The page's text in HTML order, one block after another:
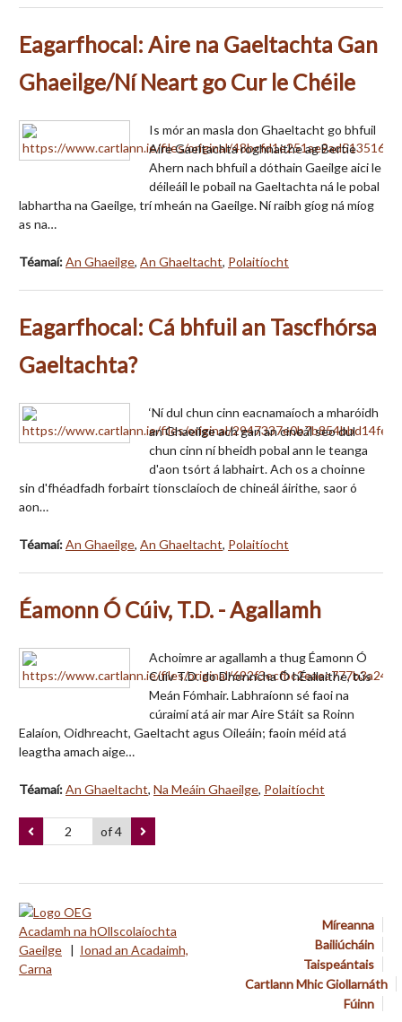
Eagarfhocal: Aire na Gaeltachta Gan
Ghaeilge/Ní Neart go Cur le Chéile
Is mór an masla don Ghaeltacht go bhfuil
Aire Gaeltachta roghnaithe ag Bertie
Ahern nach bhfuil a dóthain Gaeilge aici le
déileáil le pobail na Gaeltachta ná le pobal
labhartha na Gaeilge, trí mheán na Gaeilge. Ní raibh gíog ná míog
as na…
Téamaí:An Ghaeilge, An Ghaeltacht, Polaitíocht
Eagarfhocal: Cá bhfuil an Tascfhórsa
Gaeltachta?
‘Ní dul chun cinn eacnamaíoch a mharóidh
an Ghaeilge ach gan an cineál seo dul
chun cinn ní bheidh pobal ann le teanga
d'aon tsórt á labhairt. Ach os a choinne
sin d'fhéadfadh forbairt tionsclaíoch de chineál áirithe, saor ó
aon…
Téamaí:An Ghaeilge, An Ghaeltacht, Polaitíocht
Éamonn Ó Cúiv, T.D. - Agallamh
Achoimre ar agallamh a thug Éamonn Ó
Cuív T.D. do Dhonncha Ó hÉallaithe, tús
Meán Fómhair. Labhraíonn sé faoi na
cúraimí atá air mar Aire Stáit sa Roinn
Ealaíon, Oidhreacht, Gaeltacht agus Oileáin; faoin méid atá
leagtha amach aige…
Téamaí:An Ghaeltacht, Na Meáin Ghaeilge, Polaitíocht
of 4
Míreanna
Bailiúcháin
Taispeántais
Cartlann Mhic Giollarnáth
Fúinn
Acadamh na hOllscolaíochta
Gaeilge | Ionad an Acadaimh,
Carna